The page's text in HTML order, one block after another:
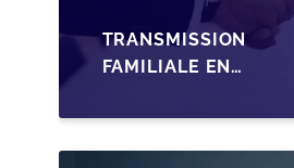
TRANSMISSION
FAMILIALE EN
STRUCTURER LA
CESSION DES PARTS